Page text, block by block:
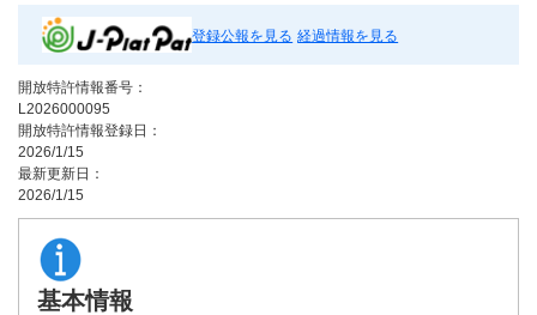
登録公報を見る 経過情報を見る
開放特許情報番号：
L2026000095
開放特許情報登録日：
2026/1/15
最新更新日：
2026/1/15
基本情報